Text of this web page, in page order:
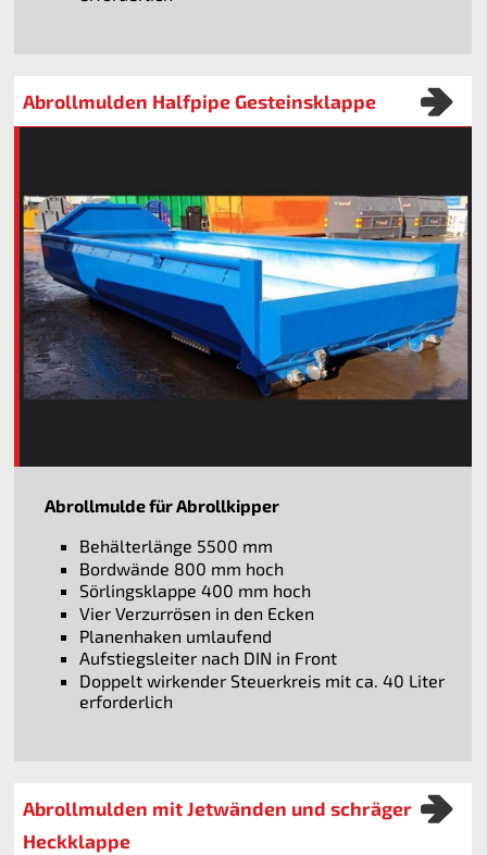
Abrollmulden Halfpipe Gesteinsklappe
Abrollmulde für Abrollkipper
Behälterlänge 5500 mm
Bordwände 800 mm hoch
Sörlingsklappe 400 mm hoch
Vier Verzurrösen in den Ecken
Planenhaken umlaufend
Aufstiegsleiter nach DIN in Front
Doppelt wirkender Steuerkreis mit ca. 40 Liter
erforderlich
Abrollmulden mit Jetwänden und schräger
Heckklappe